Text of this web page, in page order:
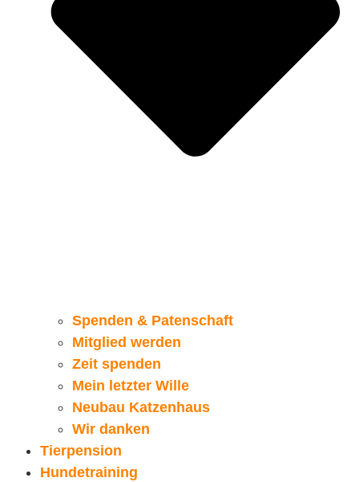
Spenden & Patenschaft
Mitglied werden
Zeit spenden
Mein letzter Wille
Neubau Katzenhaus
Wir danken
Tierpension
Hundetraining